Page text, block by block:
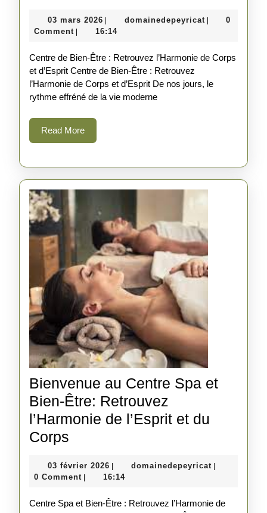
au
de
Bien-
03 mars 2026 03
mars
| domainedepeyricat |
0
Comment | 16:14
Centre de Bien-Être : Retrouvez l’Harmonie de Corps
et d’Esprit Centre de Bien-Être : Retrouvez
l’Harmonie de Corps et d’Esprit De nos jours, le
rythme effréné de la vie moderne
Read MoreRead
More
Bienvenue au Centre Spa et
Bien-Être: Retrouvez
l’Harmonie de l’Esprit et du
Corps
Centre
et
03 février 2026 03
février
| domainedepeyricat |
0 Comment | 16:14
Centre Spa et Bien-Être : Retrouvez l’Harmonie de